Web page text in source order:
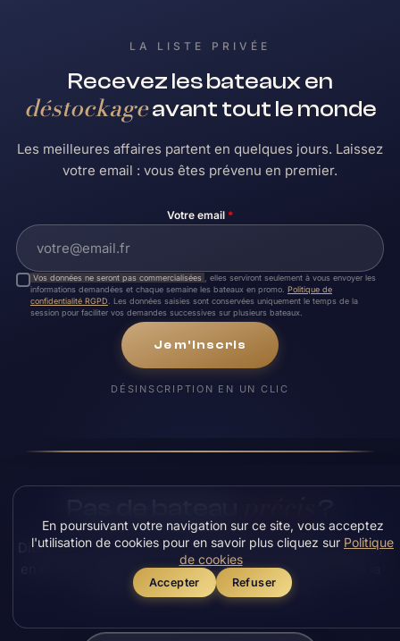
En poursuivant votre navigation sur ce site, vous acceptez
l'utilisation de cookies pour en savoir plus cliquez sur Politique
de cookies
Accepter Refuser
LA LISTE PRIVÉE
Recevez les bateaux en
déstockageavant tout le monde
Les meilleures affaires partent en quelques jours. Laissez
votre email : vous êtes prévenu en premier.
Votre email *
Vos données ne seront pas commercialisées
, elles serviront seulement à vous envoyer les
informations demandées et chaque semaine les bateaux en promo. Politique de
confidentialité RGPD . Les données saisies sont conservées uniquement le temps de la
session pour faciliter vos demandes successives sur plusieurs bateaux.
Je m'inscris
DÉSINSCRIPTION EN UN CLIC
Dites-nous ce que vous voulez. En déstockage, en démo,
en direct du chantier ou sur recherche, nous trouvons la
voie la plus avantageuse pour l'avoir.